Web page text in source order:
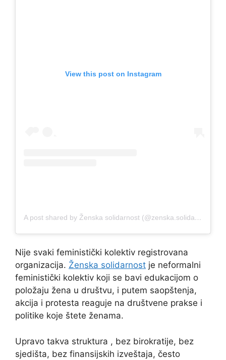
View this post on Instagram
A post shared by Ženska solidarnost (@zenska.solidarnost)
Nije svaki feministički kolektiv registrovana
organizacija. Ženska solidarnost je neformalni
feministički kolektiv koji se bavi edukacijom o
položaju žena u društvu, i putem saopštenja,
akcija i protesta reaguje na društvene prakse i
politike koje štete ženama.
Upravo takva struktura , bez birokratije, bez
sjedišta, bez finansijskih izveštaja, često